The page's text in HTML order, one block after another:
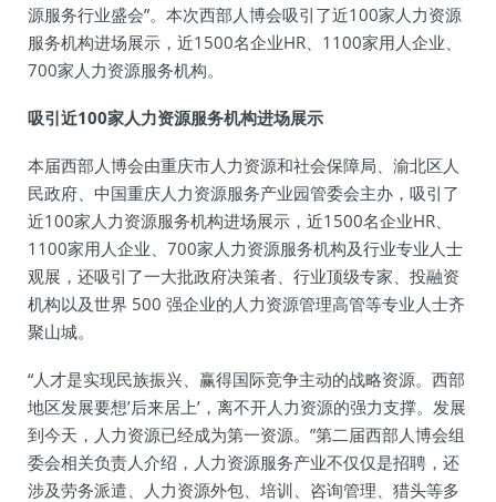
源服务行业盛会”。本次西部人博会吸引了近100家人力资源
服务机构进场展示，近1500名企业HR、1100家用人企业、
700家人力资源服务机构。
吸引近100家人力资源服务机构进场展示
本届西部人博会由重庆市人力资源和社会保障局、渝北区人
民政府、中国重庆人力资源服务产业园管委会主办，吸引了
近100家人力资源服务机构进场展示，近1500名企业HR、
1100家用人企业、700家人力资源服务机构及行业专业人士
观展，还吸引了一大批政府决策者、行业顶级专家、投融资
机构以及世界 500 强企业的人力资源管理高管等专业人士齐
聚山城。
“人才是实现民族振兴、赢得国际竞争主动的战略资源。西部
地区发展要想’后来居上’，离不开人力资源的强力支撑。发展
到今天，人力资源已经成为第一资源。”第二届西部人博会组
委会相关负责人介绍，人力资源服务产业不仅仅是招聘，还
涉及劳务派遣、人力资源外包、培训、咨询管理、猎头等多